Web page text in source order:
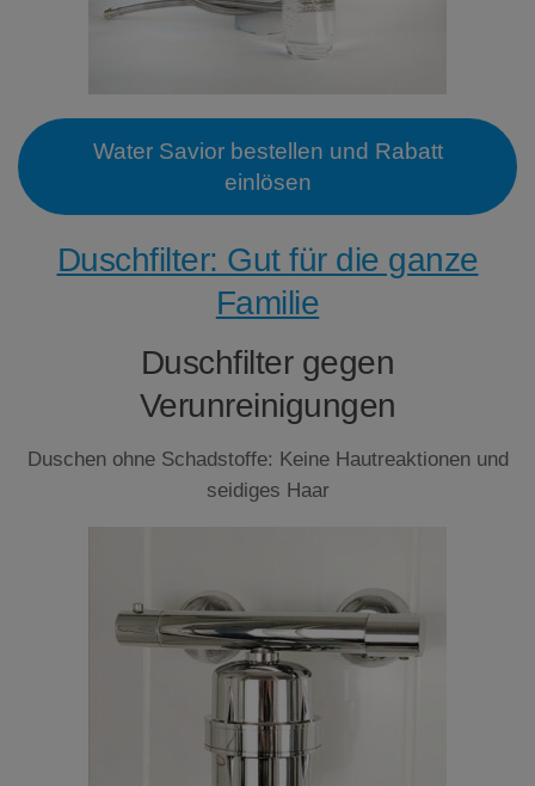
Water Savior bestellen und Rabatt
einlösen
Duschfilter: Gut für die ganze
Familie
Duschfilter gegen
Verunreinigungen
Duschen ohne Schadstoffe: Keine Hautreaktionen und
seidiges Haar